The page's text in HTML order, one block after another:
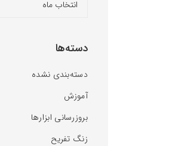
دسته‌ها
دسته‌بندی نشده
آموزش
بروزرسانی ابزارها
زنگ تفریح